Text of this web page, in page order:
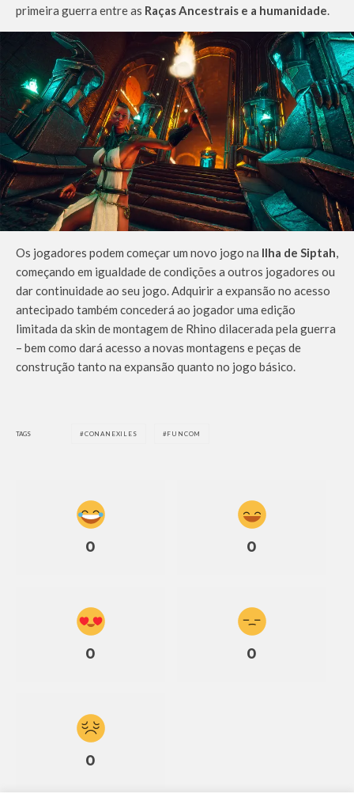
primeira guerra entre as Raças Ancestrais e a humanidade.
Os jogadores podem começar um novo jogo na Ilha de Siptah,
começando em igualdade de condições a outros jogadores ou
dar continuidade ao seu jogo. Adquirir a expansão no acesso
antecipado também concederá ao jogador uma edição
limitada da skin de montagem de Rhino dilacerada pela guerra
– bem como dará acesso a novas montagens e peças de
construção tanto na expansão quanto no jogo básico.
TAGS CONANEXILES FUNCOM
0 0
0 0
0